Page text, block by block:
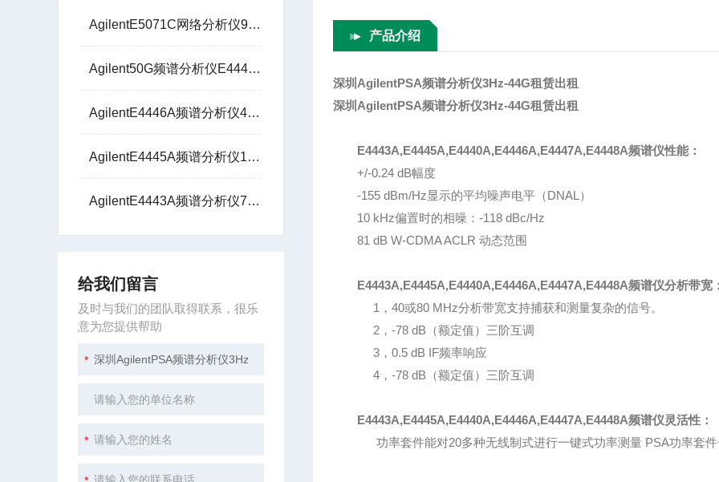
产品介绍
深圳AgilentPSA频谱分析仪3Hz-44G租赁出租
深圳AgilentPSA频谱分析仪3Hz-44G租赁出租
E4443A,E4445A,E4440A,E4446A,E4447A,E4448A频谱仪性能：
+/-0.24 dB幅度
-155 dBm/Hz显示的平均噪声电平（DNAL）
10 kHz偏置时的相噪：-118 dBc/Hz
81 dB W-CDMA ACLR 动态范围
E4443A,E4445A,E4440A,E4446A,E4447A,E4448A频谱仪分析带宽
1，40或80 MHz分析带宽支持捕获和测量复杂的信号。
2，-78 dB（额定值）三阶互调
3，0.5 dB IF频率响应
4，-78 dB（额定值）三阶互调
E4443A,E4445A,E4440A,E4446A,E4447A,E4448A频谱仪灵活性：
功率套件能对20多种无线制式进行一键式功率测量 PSA功率套
AgilentE5071C网络分析仪9KHZ至8.5GHz
Agilent50G频谱分析仪E4448A圣格特5G通信解调
AgilentE4446A频谱分析仪44G圣格特5G通信解调
AgilentE4445A频谱分析仪13G技术支持
AgilentE4443A频谱分析仪7G技术支持
给我们留言
及时与我们的团队取得联系，很乐
意为您提供帮助